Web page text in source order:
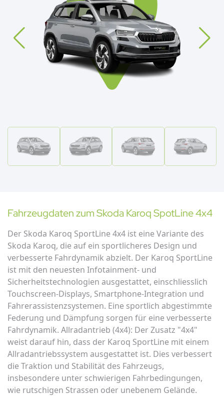
Fahrzeugdaten zumSkoda Karoq SpotLine 4x4
Der Skoda Karoq SportLine 4x4 ist eine Variante des
Skoda Karoq, die auf ein sportlicheres Design und
verbesserte Fahrdynamik abzielt. Der Karoq SportLine
ist mit den neuesten Infotainment- und
Sicherheitstechnologien ausgestattet, einschliesslich
Touchscreen-Displays, Smartphone-Integration und
Fahrerassistenzsystemen. Eine sportlich abgestimmte
Federung und Dämpfung sorgen für eine verbesserte
Fahrdynamik. Allradantrieb (4x4): Der Zusatz "4x4"
weist darauf hin, dass der Karoq SportLine mit einem
Allradantriebssystem ausgestattet ist. Dies verbessert
die Traktion und Stabilität des Fahrzeugs,
insbesondere unter schwierigen Fahrbedingungen,
wie rutschigen Strassen oder unebenem Gelände.